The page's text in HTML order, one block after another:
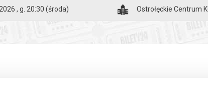
, g. 20:30 (środa) Ostrołęckie Centrum